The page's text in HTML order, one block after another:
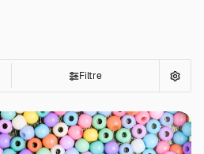
Filtre